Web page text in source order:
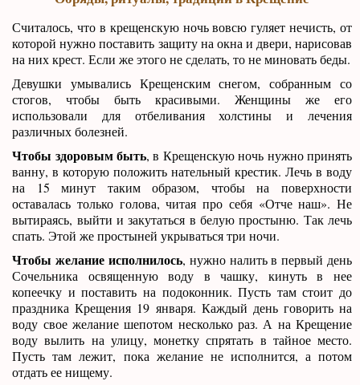
Считалось, что в крещенскую ночь вовсю гуляет нечисть, от
которой нужно поставить защиту на окна и двери, нарисовав
на них крест. Если же этого не сделать, то не миновать беды.
Девушки умывались Крещенским снегом, собранным со
стогов, чтобы быть красивыми. Женщины же его
использовали для отбеливания холстины и лечения
различных болезней.
Чтобы здоровым быть, в Крещенскую ночь нужно принять
ванну, в которую положить нательный крестик. Лечь в воду
на 15 минут таким образом, чтобы на поверхности
оставалась только голова, читая про себя «Отче наш». Не
вытираясь, выйти и закутаться в белую простыню. Так лечь
спать. Этой же простыней укрываться три ночи.
Чтобы желание исполнилось, нужно налить в первый день
Сочельника освященную воду в чашку, кинуть в нее
копеечку и поставить на подоконник. Пусть там стоит до
праздника Крещения 19 января. Каждый день говорить на
воду свое желание шепотом несколько раз. А на Крещение
воду вылить на улицу, монетку спрятать в тайное место.
Пусть там лежит, пока желание не исполнится, а потом
отдать ее нищему.